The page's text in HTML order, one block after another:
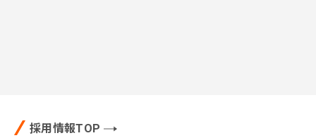
採用情報TOP